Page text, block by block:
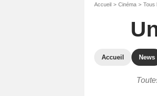
Accueil Cinéma Tous
Accueil News